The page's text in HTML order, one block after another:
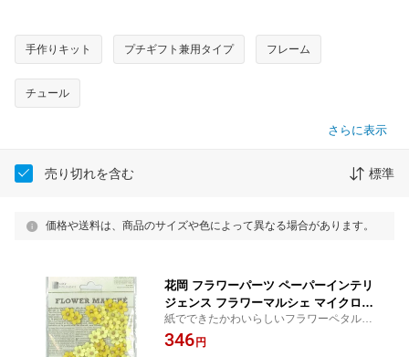
手作りキット プチギフト兼用タイプ フレーム
チュール
さらに表示
売り切れを含む 標準
価格や送料は、商品のサイズや色によって異なる場合があります。
花岡 フラワーパーツ ペーパーインテリ
ジェンス フラワーマルシェ マイクロペ
タル イエロー （φ11mm・約40個）
紙でできたかわいらしいフラワーペタルで
す♪スクラップブッキングやアルバムのデコ
にぴったり！
346 円